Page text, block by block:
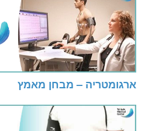
ארגומטריה – מבחן מאמץ